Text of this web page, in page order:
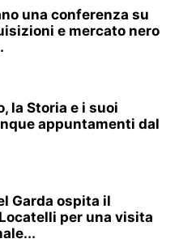
una conferenza su
e mercato nero
la Storia e i suoi
appuntamenti dal
Garda ospita il
per una visita